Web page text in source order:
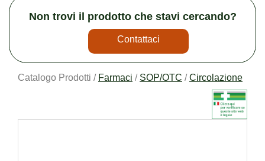
Non trovi il prodotto che stavi cercando?
Contattaci
Catalogo Prodotti / Farmaci / SOP/OTC /Circolazione